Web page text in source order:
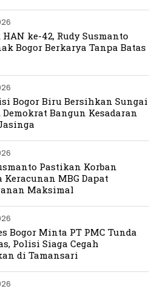
ke-42, Rudy Susmanto
Bogor Berkarya Tanpa Batas
Bogor Biru Bersihkan Sungai
Bangun Kesadaran
Pastikan Korban
Keracunan MBG Dapat
Maksimal
Bogor Minta PT PMC Tunda
Polisi Siaga Cegah
di Tamansari